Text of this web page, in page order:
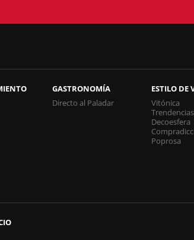
GASTRONOMÍA
Directo al Paladar
ESTILO DE
Vitónica
Trendencias
Decoesfera
Poprosa